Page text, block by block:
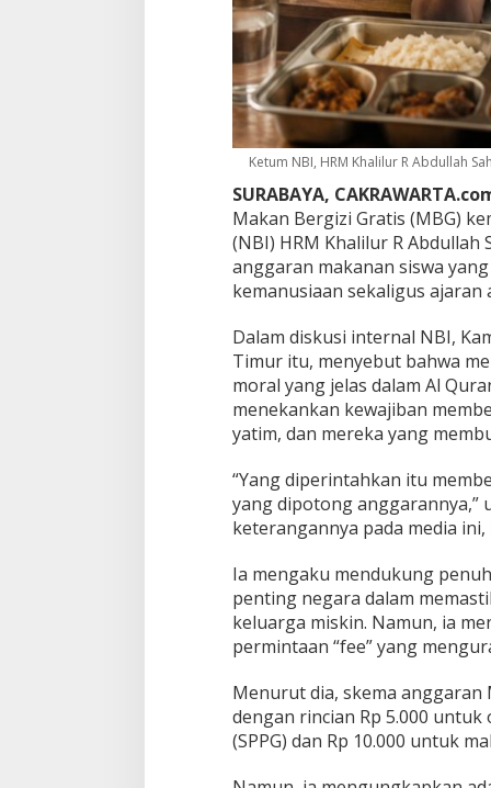
m
N
B
I
K
r
t
i
k
D
u
g
a
a
u
n
a
t
n
g
a
r
a
M
B
G
Ketum NBI, HRM Khalilur R Abdullah
SURABAYA,
Makan Bergizi Gratis (MBG)
(NBI) HRM Khalilur R
anggaran makanan siswa
kemanusiaan sekaligus ajaran
Dalam diskusi internal NBI,
Timur itu, menyebut bahwa
moral yang jelas dalam Al
menekankan kewajiban
yatim, dan mereka yang
“Yang diperintahkan itu
yang dipotong anggarannya,”
keterangannya pada media ini,
Ia mengaku mendukung
penting negara dalam
keluarga miskin. Namun, ia
permintaan “fee” yang
Menurut dia, skema anggaran
dengan rincian Rp 5.000 untuk
(SPPG) dan Rp 10.000 untuk